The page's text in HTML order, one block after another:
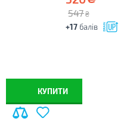
547 ₴
+17 балів
КУПИТИ